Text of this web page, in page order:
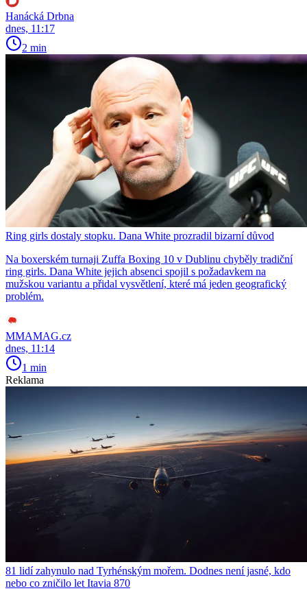
Hanácká Drbna
dnes, 11:17
2 min
Ring girls dostaly stopku. Dana White prozradil bizarní důvod
Na boxerském turnaji Zuffa Boxing 10 v Dublinu chyběly tradiční
ring girls. Dana White jejich absenci spojil s požadavkem na
mužskou variantu a přidal vysvětlení, které má jeden geografický
problém.
MMAMAG.cz
dnes, 11:14
1 min
Reklama
81 lidí zahynulo nad Tyrhénským mořem. Dodnes není jasné, kdo
nebo co zničilo let Itavia 870